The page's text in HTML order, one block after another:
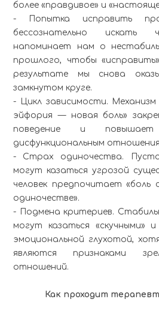
более «правдивое» и
- Попытка исправить
бессознательно искать
напоминает нам о
прошлого, чтобы
результате мы снова
замкнутом круге.
- Цикл зависимости.
эйфория — новая боль»
поведение и
дисфункциональным
- Страх одиночества.
могут казаться угрозой
человек предпочитает «боль
одиночестве».
- Подмена критериев.
могут казаться «скучными»
эмоциональной глухотой,
являются признаками
отношений.
Как проходит